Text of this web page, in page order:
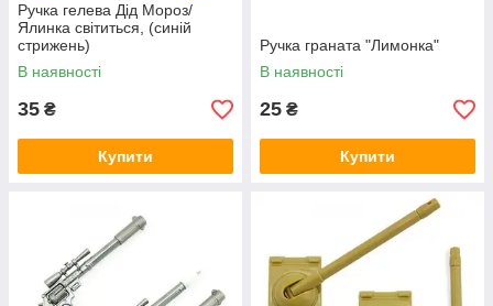
Ручка гелева Дід Мороз/
Ялинка світиться, (синій
стрижень)
В наявності
35 ₴
Купити
Ручка граната "Лимонка"
В наявності
25 ₴
Купити